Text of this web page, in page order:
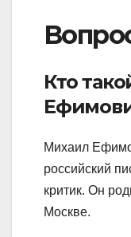
Кто
Михаил
российский
критик. Он
Москве.